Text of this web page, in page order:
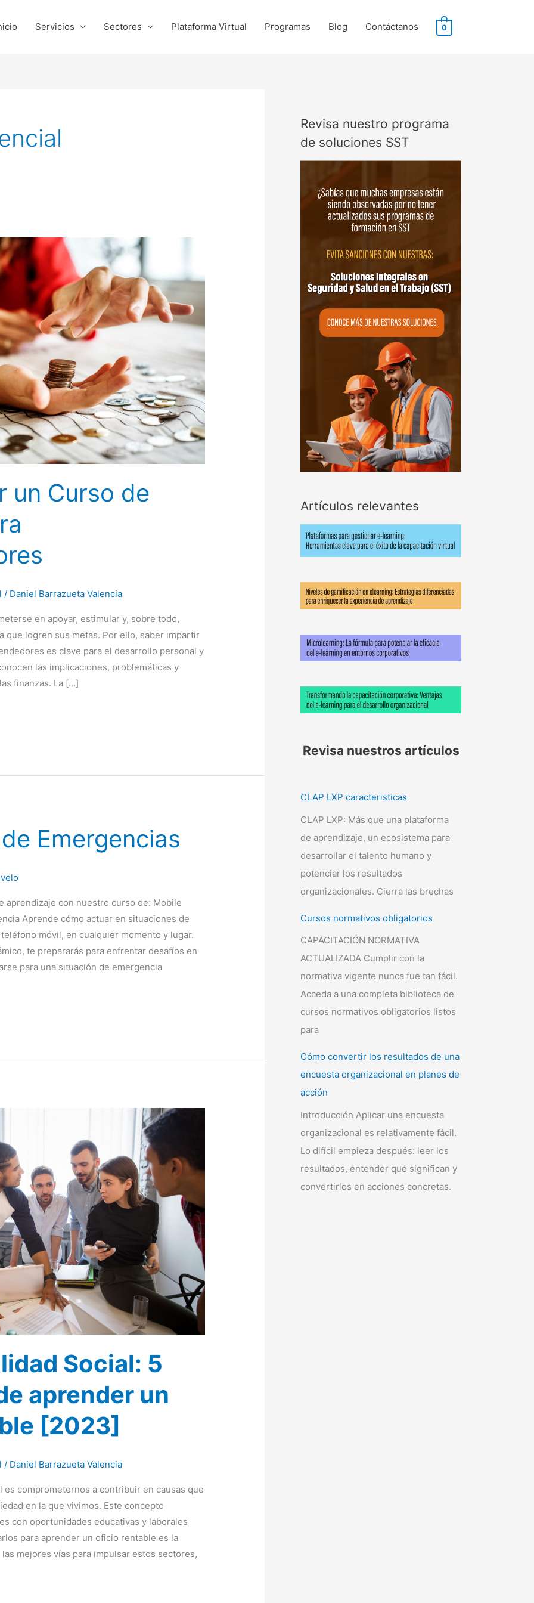
Servicios Sectores Plataforma Virtual Programas Blog Contáctanos 0
un Curso de
/ Daniel Barrazueta Valencia
en apoyar, estimular y, sobre todo,
que logren sus metas. Por ello, saber impartir
es clave para el desarrollo personal y
las implicaciones, problemáticas y
finanzas. La […]
Emergencias
aprendizaje con nuestro curso de: Mobile
Aprende cómo actuar en situaciones de
móvil, en cualquier momento y lugar.
te prepararás para enfrentar desafíos en
para una situación de emergencia
Social: 5
aprender un
[2023]
/ Daniel Barrazueta Valencia
es comprometernos a contribuir en causas que
en la que vivimos. Este concepto
con oportunidades educativas y laborales
para aprender un oficio rentable es la
mejores vías para impulsar estos sectores,
Revisa nuestro programa
de soluciones SST
Artículos relevantes
Revisa nuestros artículos
CLAP LXP caracteristicas
CLAP LXP: Más que una plataforma
de aprendizaje, un ecosistema para
desarrollar el talento humano y
potenciar los resultados
organizacionales. Cierra las brechas
Cursos normativos obligatorios
CAPACITACIÓN NORMATIVA
ACTUALIZADA Cumplir con la
normativa vigente nunca fue tan fácil.
Acceda a una completa biblioteca de
cursos normativos obligatorios listos
para
Cómo convertir los resultados de una
encuesta organizacional en planes de
acción
Introducción Aplicar una encuesta
organizacional es relativamente fácil.
Lo difícil empieza después: leer los
resultados, entender qué significan y
convertirlos en acciones concretas.